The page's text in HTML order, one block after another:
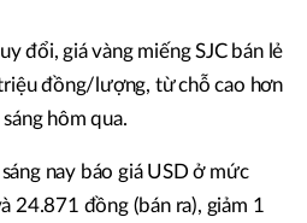
đổi, giá vàng miếng SJC bán lẻ
đồng/lượng, từ chỗ cao hơn
hôm qua.
nay báo giá USD ở mức
24.871 đồng (bán ra), giảm 1